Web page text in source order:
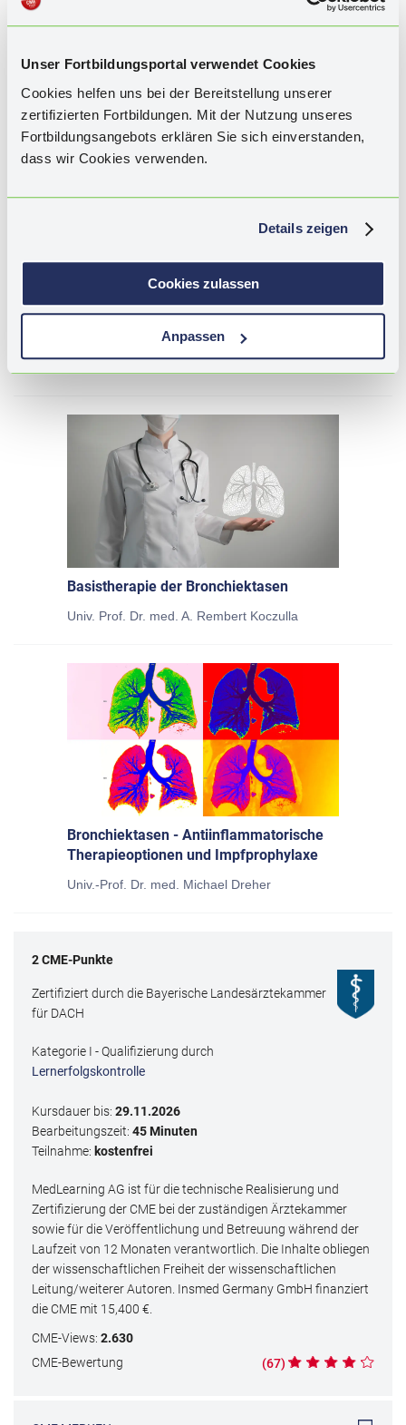
Unser Fortbildungsportal verwendet Cookies
Cookies helfen uns bei der Bereitstellung unserer
zertifizierten Fortbildungen. Mit der Nutzung unseres
Fortbildungsangebots erklären Sie sich einverstanden,
dass wir Cookies verwenden.
Details zeigen
Cookies zulassen
Anpassen
Bronchiektasen – Erkennung, Diagnostik
und Therapie nach der neuen S2k-
Diagnose, Differentialdiagnose und
Verlaufskontrolle
Basistherapie der Bronchiektasen
Univ. Prof. Dr. med. A. Rembert Koczulla
Bronchiektasen - Antiinflammatorische
Therapieoptionen und Impfprophylaxe
Univ.-Prof. Dr. med. Michael Dreher
2CME-Punkte
Zertifiziert durch die Bayerische Landesärztekammer
für DACH
Kategorie I - Qualifizierung durch
Lernerfolgskontrolle
Kursdauer bis: 29.11.2026
Bearbeitungszeit: 45 Minuten
Teilnahme: kostenfrei
MedLearning AG ist für die technische Realisierung und
Zertifizierung der CME bei der zuständigen Ärztekammer
sowie für die Veröffentlichung und Betreuung während der
Laufzeit von 12 Monaten verantwortlich. Die Inhalte obliegen
der wissenschaftlichen Freiheit der wissenschaftlichen
Leitung/weiterer Autoren. Insmed Germany GmbH finanziert
die CME mit 15,400 €.
CME-Views: 2.630
CME-Bewertung (67)